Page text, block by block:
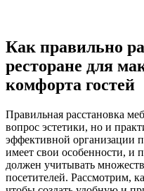
Как правильно
ресторане для
комфорта гостей
Правильная расстановка
вопрос эстетики, но и
эффективной организации
имеет свои особенности, и
должен учитывать
посетителей. Рассмотрим,